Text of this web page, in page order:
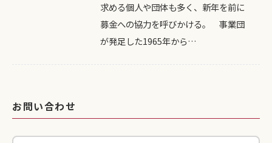
求める個人や団体も多く、新年を前に
募金への協力を呼びかける。 事業団
が発足した1965年から…
お問い合わせ